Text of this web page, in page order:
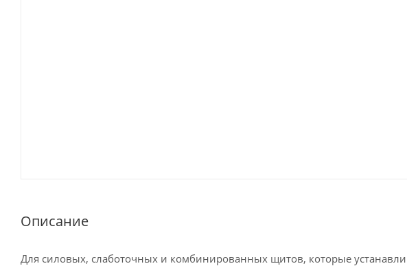
Описание
Для силовых, слаботочных и комбинированных щитов, которые